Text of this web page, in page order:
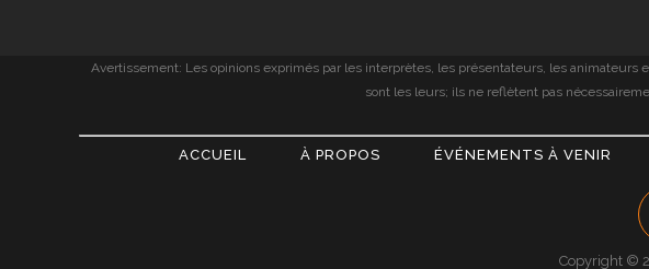
Avertissement: Les opinions exprimés par les interprètes, les présentateurs, les
sont les leurs; ils ne reflètent pas
ACCUEIL À PROPOS ÉVÉNEMENTS À VENIR
Copyright ©